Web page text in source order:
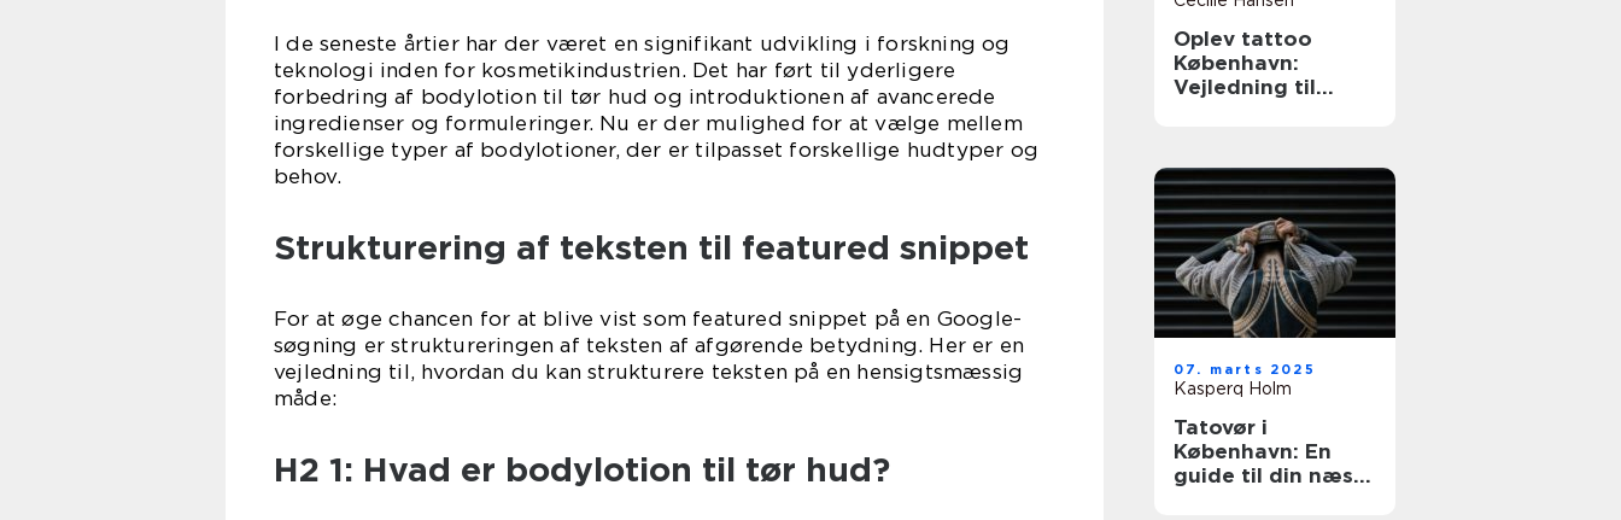
I de seneste årtier har der været en signifikant udvikling i forskning og
teknologi inden for kosmetikindustrien. Det har ført til yderligere
forbedring af bodylotion til tør hud og introduktionen af avancerede
ingredienser og formuleringer. Nu er der mulighed for at vælge mellem
forskellige typer af bodylotioner, der er tilpasset forskellige hudtyper og
behov.
Strukturering af teksten til featured snippet
For at øge chancen for at blive vist som featured snippet på en Google-
søgning er struktureringen af teksten af afgørende betydning. Her er en
vejledning til, hvordan du kan strukturere teksten på en hensigtsmæssig
måde:
H2 1: Hvad er bodylotion til tør hud?
Oplev tattoo
København:
Vejledning til
07. marts 2025
Kasperq Holm
Tatovør i
København: En
guide til din næste